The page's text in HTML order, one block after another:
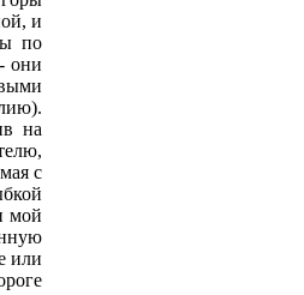
и
по
они
на
с
мой
или